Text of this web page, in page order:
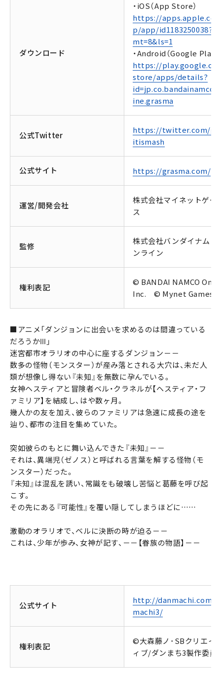
ダウンロード
・iOS（App Store）
https://
p/app/id1183250038?
mt=8&ls=1
・Android（Google Play）
https://
store/apps/details?
ine.grasma
公式Twitter
https://twitter.com/
itismash
公式サイト https://grasma.com/
運営/開発会社
株式会社マイネットゲー
ス
監修
株式会社バンダイナムコ
ンライン
権利表記
© BANDAI NAMCO
Inc. © Mynet Games
■アニメ「ダンジョンに出会いを求めるのは間違っている
だろうかⅢ」
迷宮都市オラリオの中心に座するダンジョン－－
数多の怪物（モンスター）が産み落とされる大穴は、未だ人
類が想像し得ない『未知』を無数に孕んでいる。
女神ヘスティアと冒険者ベル・クラネルが【ヘスティア・フ
ァミリア】を結成し、はや数ヶ月。
幾人かの友を加え、彼らのファミリアは急速に成長の途を
辿り、都市の注目を集めていた。
突如彼らのもとに舞い込んできた『未知』－－
それは、異端児（ゼノス）と呼ばれる言葉を解する怪物（モ
ンスター）だった。
『未知』は混乱を誘い、常識をも破壊し苦悩と葛藤を呼び起
こす。
その先にある『可能性』を覆い隠してしまうほどに……
激動のオラリオで、ベルに決断の時が迫る－－
これは、少年が歩み、女神が記す、－－【眷族の物語】－－
公式サイト
http://danmachi.com/
machi3/
権利表記
©大森藤ノ･SBクリエイ
ィブ/ダンまち3製作委員